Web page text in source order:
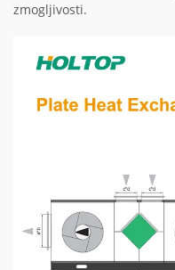
zmogljivosti.